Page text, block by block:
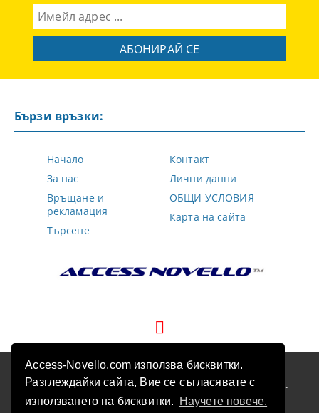
Access-Novello.com използва бисквитки.
Разглеждайки сайта, Вие се съгласявате с
използването на бисквитки.
Научете повече.
Бързи връзки:
Начало
За нас
Връщане и
рекламация
Търсене
Контакт
Лични данни
ОБЩИ УСЛОВИЯ
Карта на сайта
GDPR
Нашият онлайн магазин е 100% съобразен с GDPR.
Прочетете нашата политика